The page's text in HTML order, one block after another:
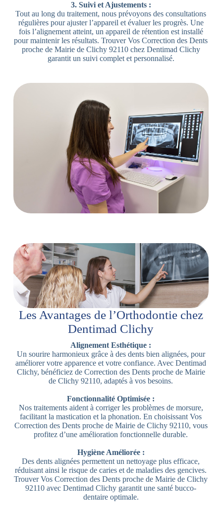
3. Suivi et Ajustements :
Tout au long du traitement, nous prévoyons des consultations
régulières pour ajuster l’appareil et évaluer les progrès. Une
fois l’alignement atteint, un appareil de rétention est installé
pour maintenir les résultats. Trouver Vos Correction des Dents
proche de Mairie de Clichy 92110 chez Dentimad Clichy
garantit un suivi complet et personnalisé.
Les Avantages de l’Orthodontie chez
Dentimad Clichy
Alignement Esthétique :
Un sourire harmonieux grâce à des dents bien alignées, pour
améliorer votre apparence et votre confiance. Avec Dentimad
Clichy, bénéficiez de Correction des Dents proche de Mairie
de Clichy 92110, adaptés à vos besoins.
Fonctionnalité Optimisée :
Nos traitements aident à corriger les problèmes de morsure,
facilitant la mastication et la phonation. En choisissant Vos
Correction des Dents proche de Mairie de Clichy 92110, vous
profitez d’une amélioration fonctionnelle durable.
Hygiène Améliorée :
Des dents alignées permettent un nettoyage plus efficace,
réduisant ainsi le risque de caries et de maladies des gencives.
Trouver Vos Correction des Dents proche de Mairie de Clichy
92110 avec Dentimad Clichy garantit une santé bucco-
dentaire optimale.